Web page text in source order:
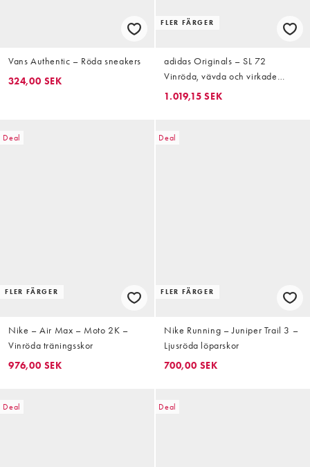
Vans Authentic – Röda sneakers
324,00 SEK
FLER FÄRGER
adidas Originals – SL 72
Vinröda, vävda och virkade
sneakers
1.019,15 SEK
Deal
FLER FÄRGER
Nike – Air Max – Moto 2K –
Vinröda träningsskor
976,00 SEK
Deal
FLER FÄRGER
Nike Running – Juniper Trail 3 –
Ljusröda löparskor
700,00 SEK
Deal Deal